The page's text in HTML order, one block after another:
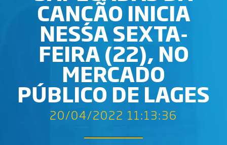
CANÇÃO INICIA
NESSA SEXTA-
FEIRA (22), NO
MERCADO
PÚBLICO DE LAGES
20/04/2022 11:13:36